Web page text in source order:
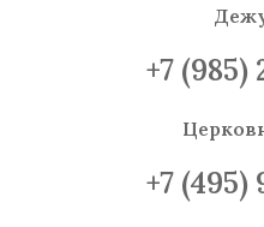
+7 (985)
+7 (495)